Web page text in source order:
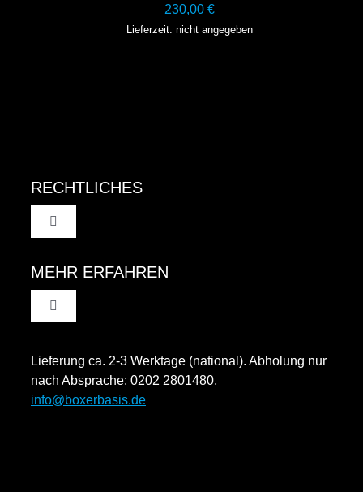
230,00 €
Lieferzeit: nicht angegeben
RECHTLICHES
Toggle
Navigation
AGB
Impressum
MEHR ERFAHREN
Toggle
Navigation
Zahlungsweisen
Lieferung ca. 2-3 Werktage (national). Abholung nur
nach Absprache: 0202 2801480,
info@boxerbasis.de